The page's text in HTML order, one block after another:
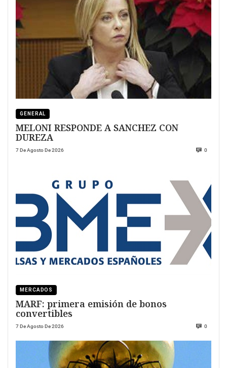
GENERAL
MELONI RESPONDE A SANCHEZ CON
DUREZA
7 De Agosto De 2026 0
MERCADOS
MARF: primera emisión de bonos
convertibles
7 De Agosto De 2026 0